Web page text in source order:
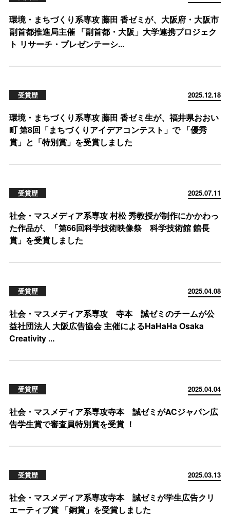
環境・まちづくり系専攻 藤田 香ゼミが、大阪府・大阪市
副首都推進局主催 「副首都・大阪」大学連携プロジェク
ト リサーチ・プレゼンテーシ...
2025.12.18
受賞歴
環境・まちづくり系専攻 藤田 香ゼミ生が、福井県おおい
町 第8回「まちづくりアイデアコンテスト」で 「優秀
賞」と「特別賞」を受賞しました
2025.07.11
受賞歴
社会・マスメディア系専攻 村松 秀教授が制作にかかわっ
た作品が、「第66回科学技術映像祭 科学技術館 館長
賞」を受賞しました
2025.04.08
受賞歴
社会・マスメディア系専攻 寺本 誠ゼミのチームが公
益社団法人 大阪広告協会 主催によるHaHaHa Osaka
Creativity ...
2025.04.04
受賞歴
社会・マスメディア系専攻寺本 誠ゼミがACジャパン広
告学生賞で審査員特別賞を受賞 ！
2025.03.13
受賞歴
社会・マスメディア系専攻寺本 誠ゼミが学生広告クリ
エーティブ賞 「銅賞」を受賞しました